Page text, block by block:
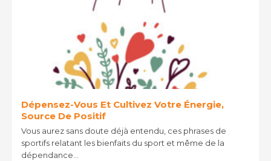
Dépensez-Vous Et Cultivez Votre Énergie,
Source De Positif
Vous aurez sans doute déjà entendu, ces phrases de
sportifs relatant les bienfaits du sport et même de la
dépendance…